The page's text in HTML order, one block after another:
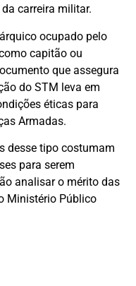
carreira militar.
ocupado pelo
capitão ou
que assegura
do STM leva em
éticas para
Armadas.
desse tipo costumam
para serem
analisar o mérito das
Ministério Público